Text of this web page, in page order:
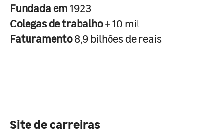
Fundada em1923
Colegas de trabalho+ 10 mil
Faturamento8,9 bilhões de reais
Site de carreiras